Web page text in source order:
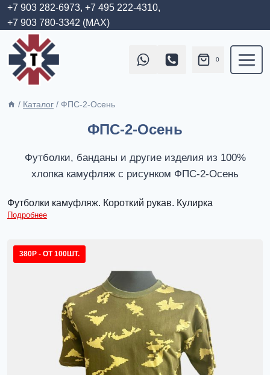
Перейти
содержимому
+7 903 282-6973, +7 495 222-4310,
+7 903 780-3342 (MAX)
0
/ Каталог / ФПС-2-Осень
ФПС-2-Осень
Футболки, банданы и другие изделия из 100%
хлопка камуфляж с рисунком ФПС-2-Осень
Футболки камуфляж. Короткий рукав. Кулирка
Подробнее
380Р - ОТ 100ШТ.